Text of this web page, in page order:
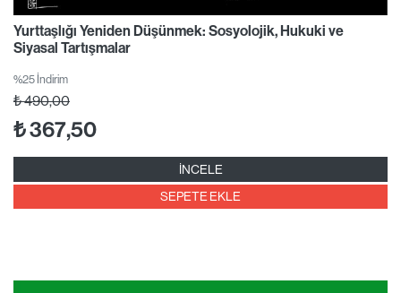
Yurttaşlığı Yeniden Düşünmek: Sosyolojik, Hukuki ve
Siyasal Tartışmalar
%25 İndirim
₺490,00
₺367,50
İNCELE
SEPETE EKLE